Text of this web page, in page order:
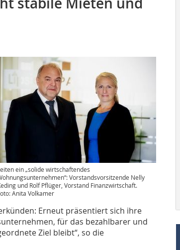
ein „solide wirtschaftendes
Vorstandsvorsitzende Nelly
und Rolf Pflüger, Vorstand Finanzwirtschaft.
Anita Volkamer
Erneut präsentiert sich ihre
für das bezahlbarer und
Ziel bleibt“, so die